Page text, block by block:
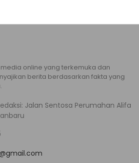
online yang terkemuka dan
berita berdasarkan fakta yang
Jalan Sentosa Perumahan Alifa